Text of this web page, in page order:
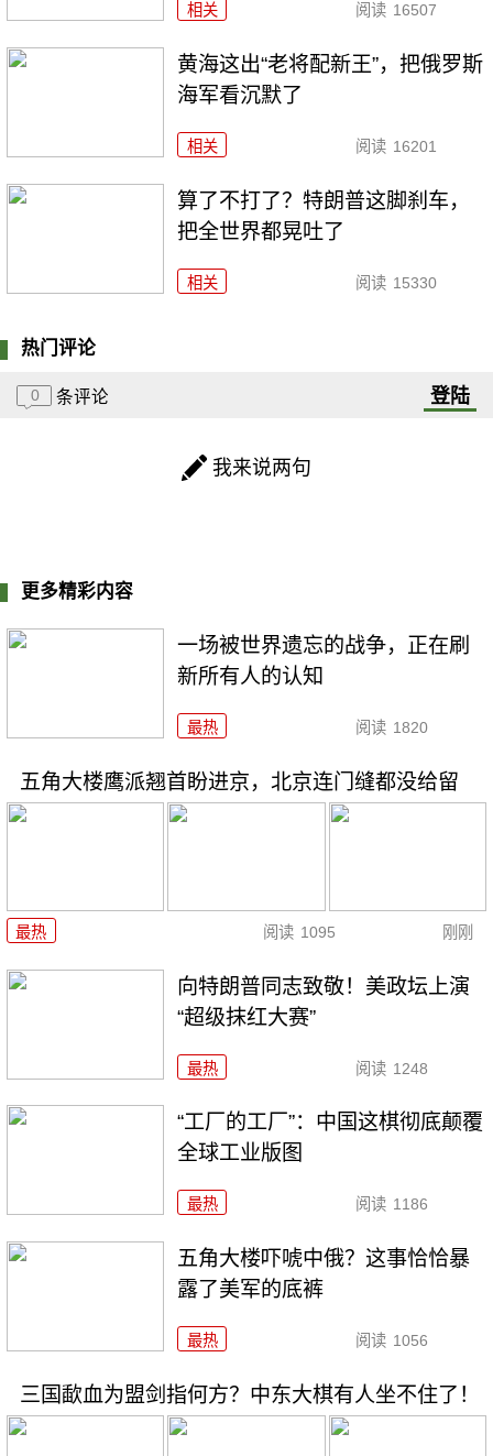
相关 阅读 16507
黄海这出“老将配新王”，把俄罗斯
海军看沉默了
相关 阅读 16201
算了不打了？特朗普这脚刹车，
把全世界都晃吐了
相关 阅读 15330
热门评论
0 条评论 登陆
我来说两句
更多精彩内容
一场被世界遗忘的战争，正在刷
新所有人的认知
最热 阅读 1820
五角大楼鹰派翘首盼进京，北京连门缝都没给留
最热 阅读 1095 刚刚
向特朗普同志致敬！美政坛上演
“超级抹红大赛”
最热 阅读 1248
“工厂的工厂”：中国这棋彻底颠覆
全球工业版图
最热 阅读 1186
五角大楼吓唬中俄？这事恰恰暴
露了美军的底裤
最热 阅读 1056
三国歃血为盟剑指何方？中东大棋有人坐不住了！